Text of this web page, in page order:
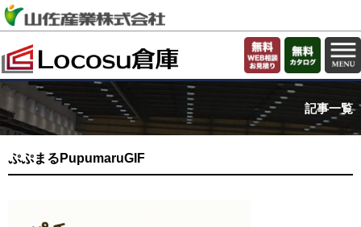
記事一覧
ぷぷまるPupumaruGIF